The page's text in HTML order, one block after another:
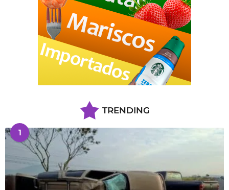
TRENDING
1